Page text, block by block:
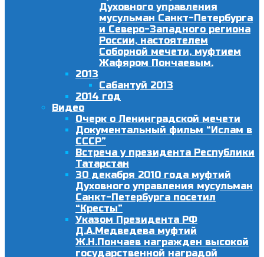
Духовного управления
мусульман Санкт-Петербурга
и Северо-Западного региона
России, настоятелем
Соборной мечети, муфтием
Жафяром Пончаевым.
2013
Сабантуй 2013
2014 год
Видео
Очерк о Ленинградской мечети
Документальный фильм “Ислам в
СССР”
Встреча у президента Республики
Татарстан
30 декабря 2010 года муфтий
Духовного управления мусульман
Санкт-Петербурга посетил
“Кресты”
Указом Президента РФ
Д.А.Медведева муфтий
Ж.Н.Пончаев награжден высокой
государственной наградой